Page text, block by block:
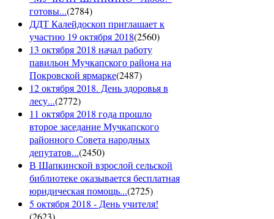
готовы...(2784)
ДДТ Калейдоскоп приглашает к
участию 19 октября 2018(2560)
13 октября 2018 начал работу
павильон Мучкапского района на
Покровской ярмарке(2487)
12 октября 2018. День здоровья в
лесу...(2772)
11 октября 2018 года прошло
второе заседание Мучкапского
районного Совета народных
депутатов...(2450)
В Шапкинской взрослой сельской
библиотеке оказывается бесплатная
юридическая помощь...(2725)
5 октября 2018 - День учителя!
(2623)